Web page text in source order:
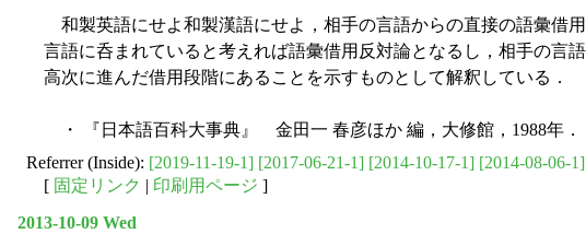
和製英語にせよ和製漢語にせよ，相手の言語からの直接の語彙借
言語に呑まれていると考えれば語彙借用反対論となるし，相手の言
高次に進んだ借用段階にあることを示すものとして解釈している．
・ 『日本語百科大事典』 金田一 春彦ほか 編，大修館，1988年．
Referrer (Inside): [2019-11-19-1] [2017-06-21-1] [2014-10-17-1] [2014-08-06-1]
[ 固定リンク | 印刷用ページ ]
2013-10-09 Wed